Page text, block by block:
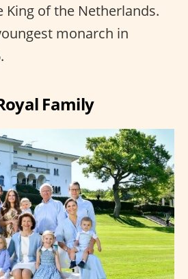
King of the Netherlands.
monarch in
Family